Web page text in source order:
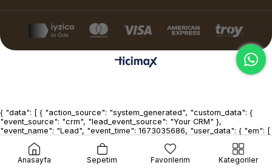
{ "data": [ { "action_source": "system_generated", "custom_data": {
"event_source": "crm", "lead_event_source": "Your CRM" },
"event_name": "Lead", "event_time": 1673035686, "user_data": { "em": [
], "lead_id": 1234567890123456, "ph": [
Anasayfa Sepetim Favorilerim Kategoriler